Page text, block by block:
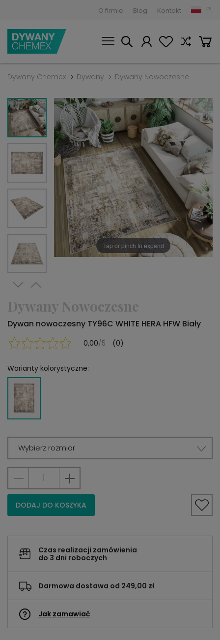
O firmie Blog Kontakt PL
Dywany Chemex Dywany Dywany Nowoczesne
Tap or pinch to expand
Dywany Nowoczesne
Dywan nowoczesny TY96C WHITE HERA HFW Biały
0,00/5 (0)
Warianty kolorystyczne:
Wybierz rozmiar
DODAJ DO KOSZYKA
Czas realizacji zamówienia
do 3 dni roboczych
Darmowa dostawa od 249,00 zł
Jak zamawiać